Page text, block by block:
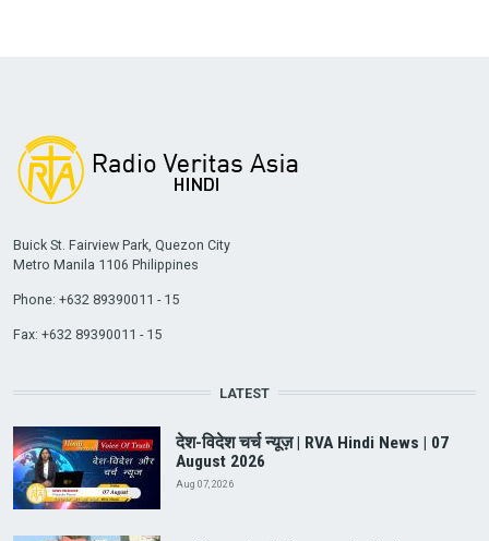
Buick St. Fairview Park, Quezon City
Metro Manila 1106 Philippines
Phone: +632 89390011 - 15
Fax: +632 89390011 - 15
LATEST
देश-विदेश चर्च न्यूज़ | RVA Hindi News | 07
August 2026
Aug 07, 2026